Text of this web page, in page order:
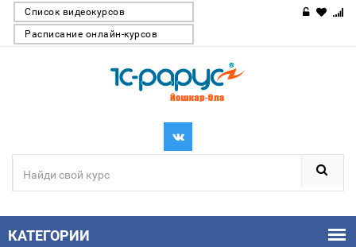
Список видеокурсов
Расписание онлайн-курсов
КАТЕГОРИИ